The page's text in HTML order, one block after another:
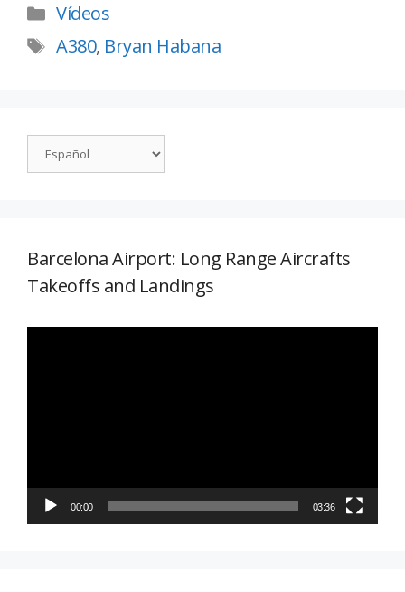
Vídeos
A380, Bryan Habana
Barcelona Airport: Long Range Aircrafts
Takeoffs and Landings
00:00 03:36